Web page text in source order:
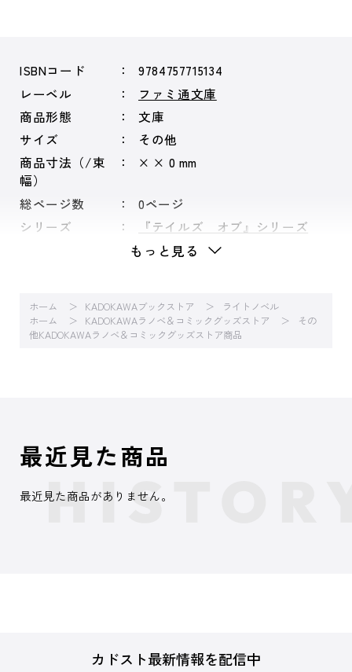
ISBNコード
9784757715134
レーベル
ファミ通文庫
商品形態
文庫
サイズ
その他
商品寸法（/束
幅）
× × 0 mm
総ページ数
0ページ
シリーズ
『テイルズ オブ』シリーズ
もっと見る
ホーム KADOKAWAブックストア
ライトノベル
ホーム
KADOKAWAラノベ＆コミックグッズストア
その
他KADOKAWAラノベ＆コミックグッズストア商品
最近見た商品
最近見た商品がありません。
カドスト最新情報を配信中